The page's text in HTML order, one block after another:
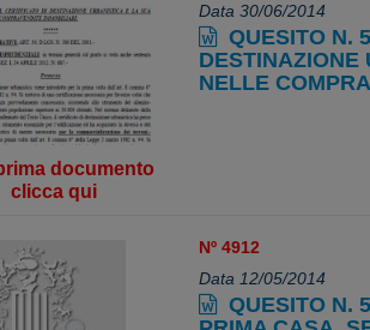
documento
clicca qui
Data 30/06/2014
QUESITO N.
DESTINAZIONE
NELLE
Nº 4912
Data 12/05/2014
QUESITO N.